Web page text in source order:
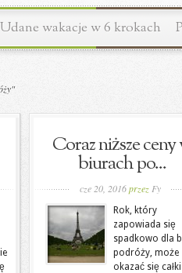
Udane wakacje w 6 krokach
Coraz niższe ceny
biurach po...
cze 20, 2016przez Fy
Rok, który
zapowiada się
spadkowo dla
podróży, może
okazać się